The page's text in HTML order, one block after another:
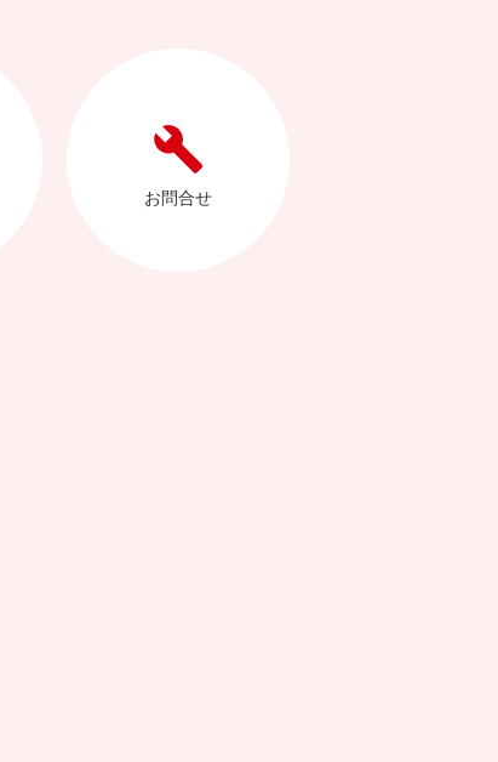
お問合せ